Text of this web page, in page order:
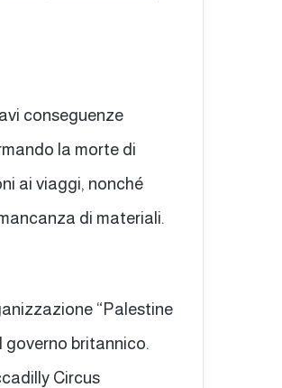
conseguenze
la morte di
ai viaggi, nonché
di materiali.
“Palestine
governo britannico.
Circus